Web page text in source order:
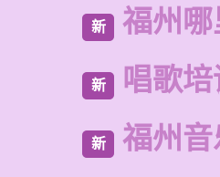
新 福州
新 唱歌
新 福州